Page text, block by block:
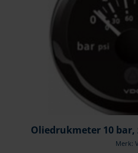
Oliedrukmeter 10
Merk: